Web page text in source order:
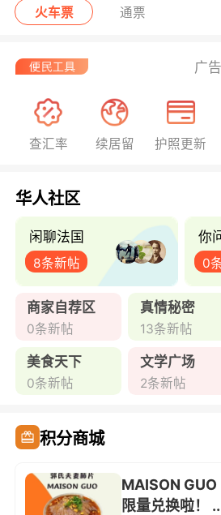
火车票 通票
广
查汇率 续居留 护照更新
华人社区
闲聊法国
8条新帖
你
0
商家自荐区
0条新帖
真情秘密
13条新帖
美食天下
0条新帖
文学广场
2条新帖
积分商城
MAISON
限量兑换啦！